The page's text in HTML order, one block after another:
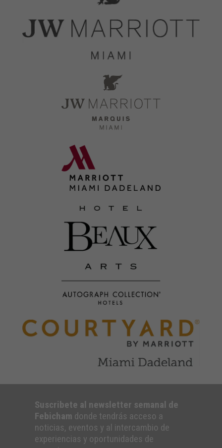
Suscribete al newsletter semanal de
Febicham donde tendrás acceso a
noticias, eventos y al intercambio de
experiencias y oportunidades de